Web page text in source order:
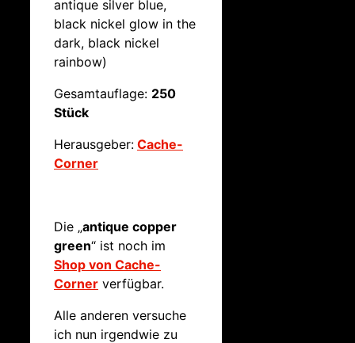
antique silver blue,
black nickel glow in the
dark, black nickel
rainbow)
Gesamtauflage: 250
Stück
Herausgeber: Cache-
Corner
Die „antique copper
green“ ist noch im
Shop von Cache-
Corner verfügbar.
Alle anderen versuche
ich nun irgendwie zu